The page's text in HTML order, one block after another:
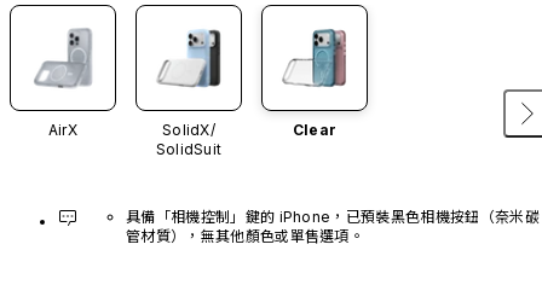
AirX
SolidX/
SolidSuit
Clear
具備「相機控制」鍵的 iPhone，已預裝黑色相機按鈕（奈米碳
管材質），無其他顏色或單售選項。